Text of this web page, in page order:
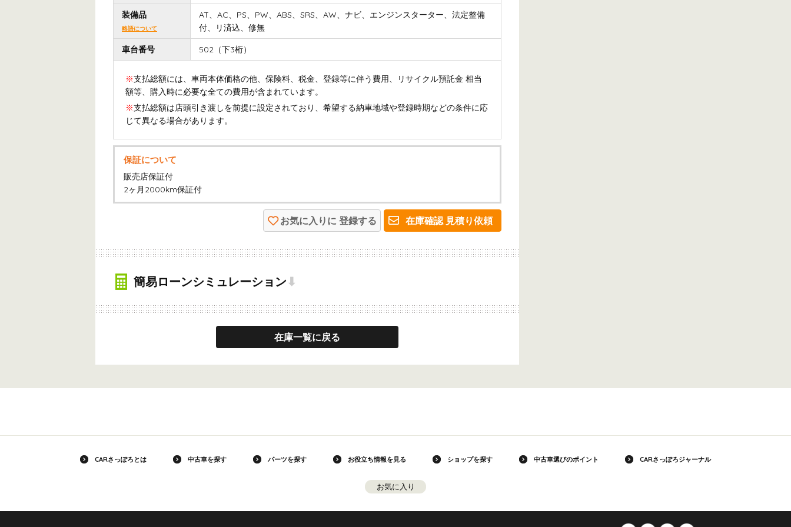
装備品
略語について
AT、AC、PS、PW、ABS、SRS、AW、ナビ、エンジンスターター、法定整備
付、リ済込、修無
車台番号 502（下3桁）
※支払総額には、車両本体価格の他、保険料、税金、登録等に伴う費用、リサイクル預託金 相当
額等、購入時に必要な全ての費用が含まれています。
※支払総額は店頭引き渡しを前提に設定されており、希望する納車地域や登録時期などの条件に応
じて異なる場合があります。
保証について
販売店保証付
2ヶ月2000km保証付
在庫確認 見積り依頼
お気に入りに 登録する
簡易ローンシミュレーション ⬇
在庫一覧に戻る
CARさっぽろとは 中古車を探す パーツを探す お役立ち情報を見る ショップを探す 中古車選びのポイント CARさっぽろジャーナル
お気に入り